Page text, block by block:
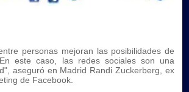
personas mejoran las posibilidades de
este caso, las redes sociales son una
aseguró en Madrid Randi Zuckerberg, ex
de Facebook.